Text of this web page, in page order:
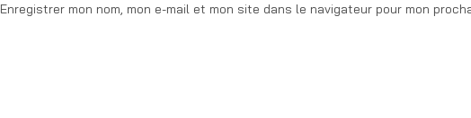
Enregistrer mon nom, mon e-mail et mon site dans le navigateur pour mon